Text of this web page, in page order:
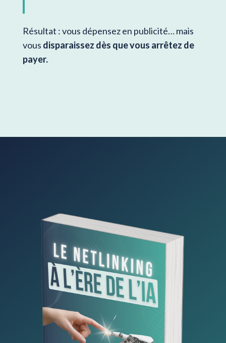
Résultat : vous dépensez en publicité… mais
vous disparaissez dès que vous arrêtez de
payer.